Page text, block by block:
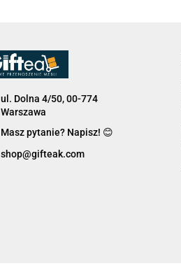
ul. Dolna 4/50, 00-774
Warszawa
Masz pytanie? Napisz! 😊
shop@gifteak.com